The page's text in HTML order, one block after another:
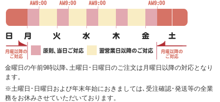
金曜日の午前9時以降､土曜日･日曜日のご注文は月曜日以降の対応となり
ます。
※土曜日･日曜日および年末年始におきましては､受注確認･発送等の全業
務をお休みさせていただいております。